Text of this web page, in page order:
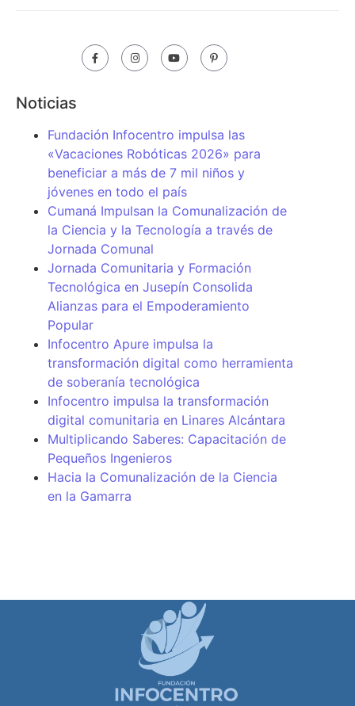
Noticias
Fundación Infocentro impulsa las
«Vacaciones Robóticas 2026» para
beneficiar a más de 7 mil niños y
jóvenes en todo el país
Cumaná Impulsan la Comunalización de
la Ciencia y la Tecnología a través de
Jornada Comunal
Jornada Comunitaria y Formación
Tecnológica en Jusepín Consolida
Alianzas para el Empoderamiento
Popular
Infocentro Apure impulsa la
transformación digital como herramienta
de soberanía tecnológica
Infocentro impulsa la transformación
digital comunitaria en Linares Alcántara
Multiplicando Saberes: Capacitación de
Pequeños Ingenieros
Hacia la Comunalización de la Ciencia
en la Gamarra